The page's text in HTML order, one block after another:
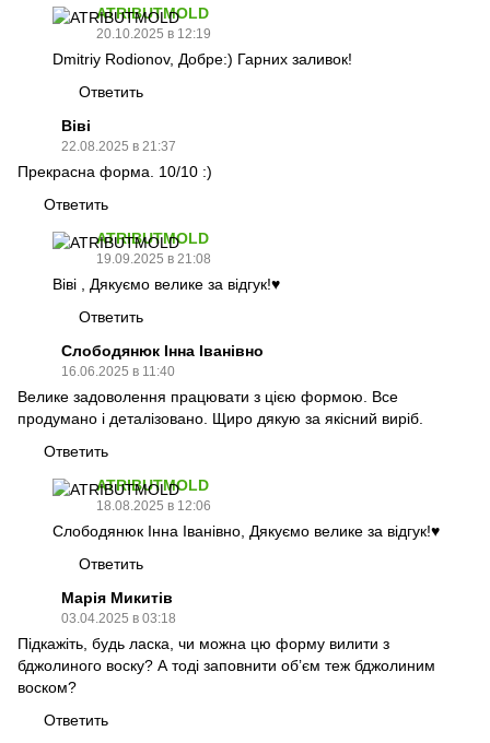
ATRIBUTMOLD
20.10.2025 в 12:19
Dmitriy Rodionov, Добре:) Гарних заливок!
Ответить
Віві
22.08.2025 в 21:37
Прекрасна форма. 10/10 :)
Ответить
ATRIBUTMOLD
19.09.2025 в 21:08
Віві , Дякуємо велике за відгук!♥️
Ответить
Слободянюк Інна Іванівно
16.06.2025 в 11:40
Велике задоволення працювати з цією формою. Все
продумано і деталізовано. Щиро дякую за якісний виріб.
Ответить
ATRIBUTMOLD
18.08.2025 в 12:06
Слободянюк Інна Іванівно, Дякуємо велике за відгук!♥️
Ответить
Марія Микитів
03.04.2025 в 03:18
Підкажіть, будь ласка, чи можна цю форму вилити з
бджолиного воску? А тоді заповнити обʼєм теж бджолиним
воском?
Ответить